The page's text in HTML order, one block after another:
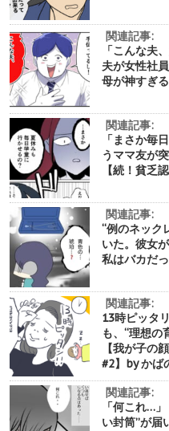
関連記事:
「こんな夫
夫が女性社
母が神すぎ
関連記事:
「まさか毎
うママ友が
【続！貧乏
関連記事:
“例のネック
いた。彼女
私はバカだ
関連記事:
13時ピッタ
も、“理想の
【我が子の
#2】by かば
関連記事:
「何これ…
い封筒”が届